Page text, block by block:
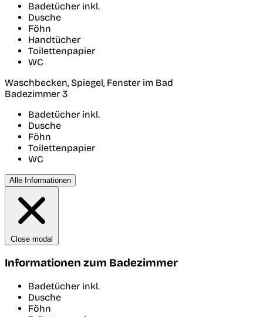
Badetücher inkl.
Dusche
Föhn
Handtücher
Toilettenpapier
WC
Waschbecken, Spiegel, Fenster im Bad
Badezimmer 3
Badetücher inkl.
Dusche
Föhn
Toilettenpapier
WC
Alle Informationen
Close modal
Informationen zum Badezimmer
Badetücher inkl.
Dusche
Föhn